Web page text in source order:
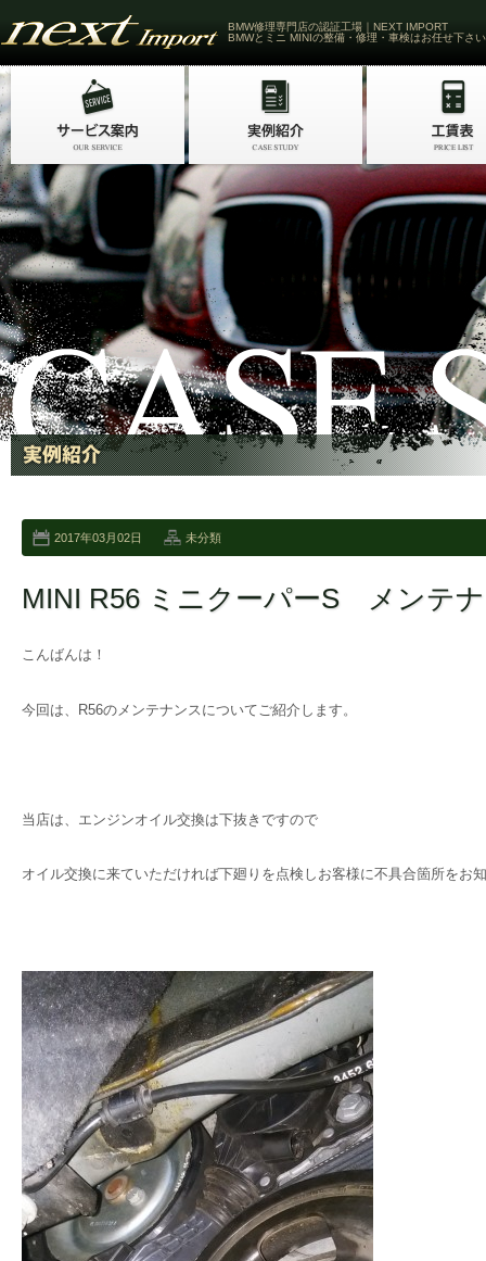
BMW修理専門店の認証工場｜NEXT IMPORT
BMWとミニ MINIの整備・修理・車検はお任せ下さい
2017年03月02日 未分類
MINI R56 ミニクーパーS メンテ
こんばんは！
今回は、R56のメンテナンスについてご紹介します。
当店は、エンジンオイル交換は下抜きですので
オイル交換に来ていただければ下廻りを点検しお客様に不具合箇所をお